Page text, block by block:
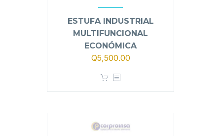
ESTUFA INDUSTRIAL
MULTIFUNCIONAL
ECONÓMICA
Q5,500.00